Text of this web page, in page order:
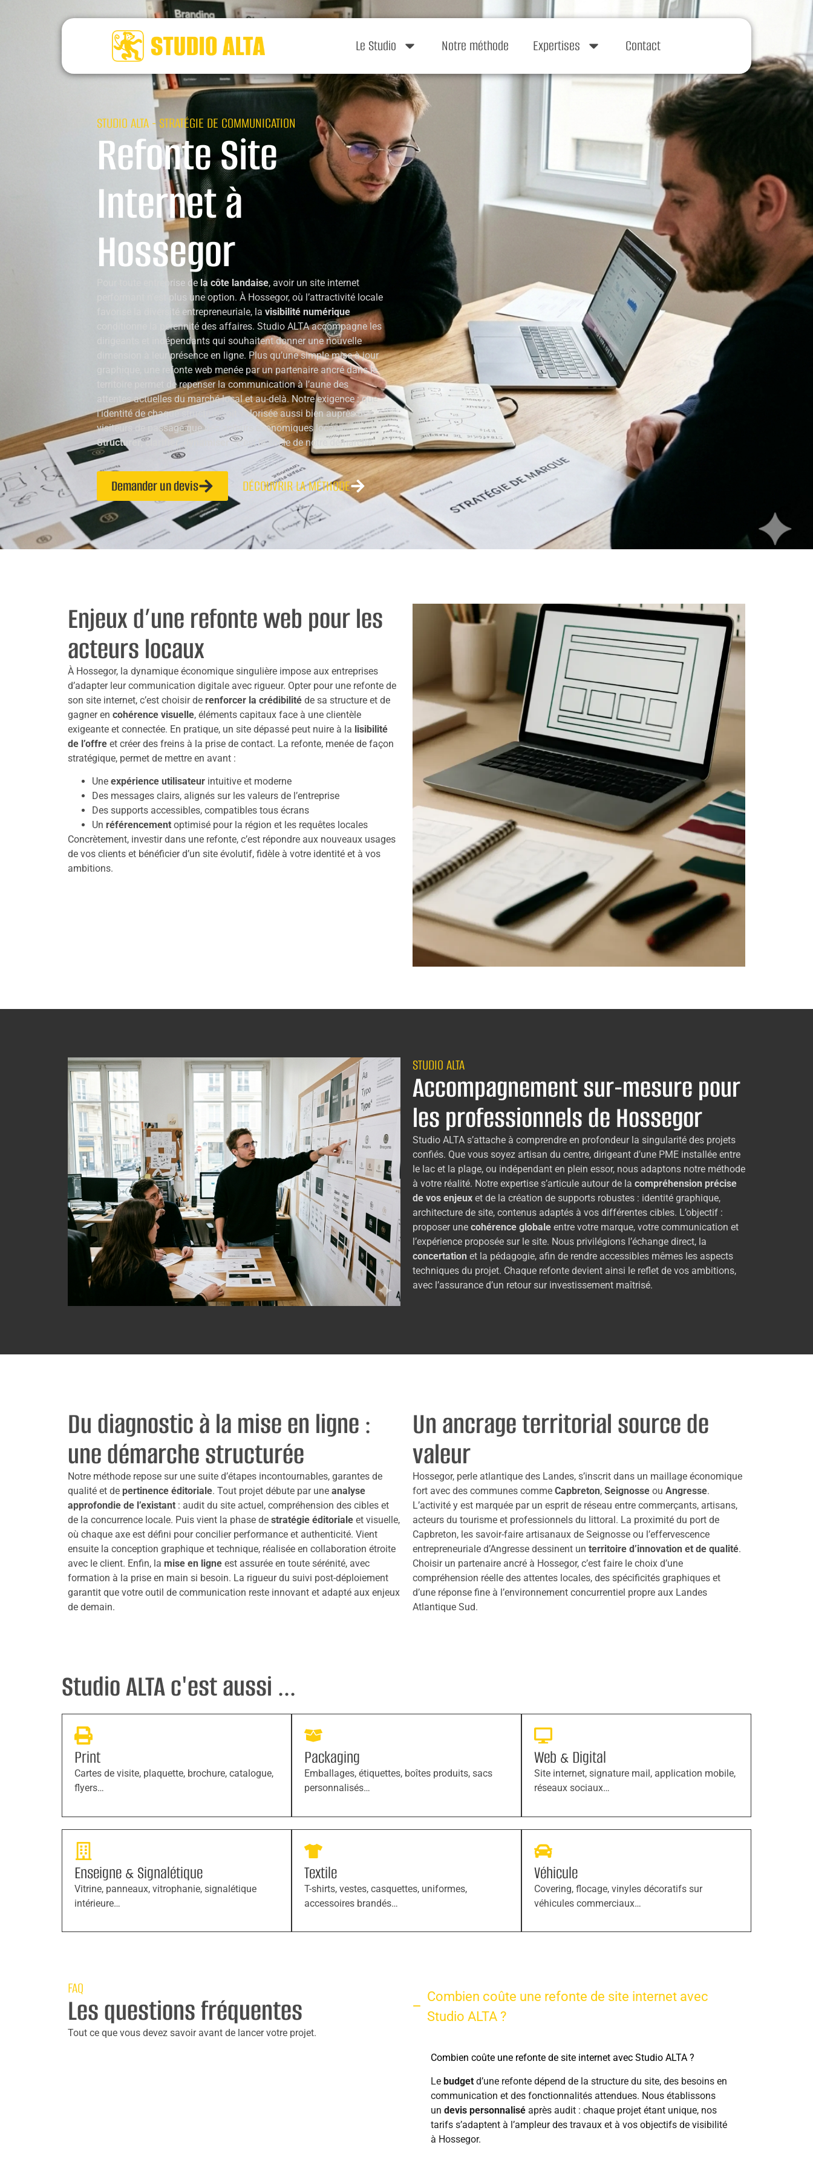
Le Studio Notre méthode Expertises Contact
STUDIO ALTA - STRATÉGIE DE COMMUNICATION
Refonte Site
Internet à
Hossegor
Pour toute entreprise de la côte landaise, avoir un site internet
performant n’est plus une option. À Hossegor, où l’attractivité locale
favorise la diversité entrepreneuriale, la visibilité numérique
conditionne la pérennité des affaires. Studio ALTA accompagne les
dirigeants et indépendants qui souhaitent donner une nouvelle
dimension à leur présence en ligne. Plus qu’une simple mise à jour
graphique, une refonte web menée par un partenaire ancré dans le
territoire permet de repenser la communication à l’aune des
attentes actuelles du marché local et au-delà. Notre exigence : que
l’identité de chaque structure soit valorisée aussi bien auprès des
visiteurs de passage que des acteurs économiques locaux.
Structurer, clarifier, dynamiser : c’est le socle de notre démarche.
Demander un devis DÉCOUVRIR LA MÉTHODE
Enjeux d’une refonte web pour les
acteurs locaux
À Hossegor, la dynamique économique singulière impose aux entreprises
d’adapter leur communication digitale avec rigueur. Opter pour une refonte de
son site internet, c’est choisir de renforcer la crédibilité de sa structure et de
gagner en cohérence visuelle, éléments capitaux face à une clientèle
exigeante et connectée. En pratique, un site dépassé peut nuire à la lisibilité
de l’offre et créer des freins à la prise de contact. La refonte, menée de façon
stratégique, permet de mettre en avant :
Une expérience utilisateur intuitive et moderne
Des messages clairs, alignés sur les valeurs de l’entreprise
Des supports accessibles, compatibles tous écrans
Un référencement optimisé pour la région et les requêtes locales
Concrètement, investir dans une refonte, c’est répondre aux nouveaux usages
de vos clients et bénéficier d’un site évolutif, fidèle à votre identité et à vos
ambitions.
STUDIO ALTA
Accompagnement sur-mesure pour
les professionnels de Hossegor
Studio ALTA s’attache à comprendre en profondeur la singularité des projets
confiés. Que vous soyez artisan du centre, dirigeant d’une PME installée entre
le lac et la plage, ou indépendant en plein essor, nous adaptons notre méthode
à votre réalité. Notre expertise s’articule autour de la compréhension précise
de vos enjeux et de la création de supports robustes : identité graphique,
architecture de site, contenus adaptés à vos différentes cibles. L’objectif :
proposer une cohérence globale entre votre marque, votre communication et
l’expérience proposée sur le site. Nous privilégions l’échange direct, la
concertation et la pédagogie, afin de rendre accessibles mêmes les aspects
techniques du projet. Chaque refonte devient ainsi le reflet de vos ambitions,
avec l’assurance d’un retour sur investissement maîtrisé.
Du diagnostic à la mise en ligne :
une démarche structurée
Notre méthode repose sur une suite d’étapes incontournables, garantes de
qualité et de pertinence éditoriale. Tout projet débute par une analyse
approfondie de l’existant : audit du site actuel, compréhension des cibles et
de la concurrence locale. Puis vient la phase de stratégie éditoriale et visuelle,
où chaque axe est défini pour concilier performance et authenticité. Vient
ensuite la conception graphique et technique, réalisée en collaboration étroite
avec le client. Enfin, la mise en ligne est assurée en toute sérénité, avec
formation à la prise en main si besoin. La rigueur du suivi post-déploiement
garantit que votre outil de communication reste innovant et adapté aux enjeux
de demain.
Un ancrage territorial source de
valeur
Hossegor, perle atlantique des Landes, s’inscrit dans un maillage économique
fort avec des communes comme Capbreton, Seignosse ou Angresse.
L’activité y est marquée par un esprit de réseau entre commerçants, artisans,
acteurs du tourisme et professionnels du littoral. La proximité du port de
Capbreton, les savoir-faire artisanaux de Seignosse ou l’effervescence
entrepreneuriale d’Angresse dessinent un territoire d’innovation et de qualité.
Choisir un partenaire ancré à Hossegor, c’est faire le choix d’une
compréhension réelle des attentes locales, des spécificités graphiques et
d’une réponse fine à l’environnement concurrentiel propre aux Landes
Atlantique Sud.
Studio ALTA c'est aussi ...
Print
Cartes de visite, plaquette, brochure, catalogue,
flyers…
Packaging
Emballages, étiquettes, boîtes produits, sacs
personnalisés…
Web & Digital
Site internet, signature mail, application mobile,
réseaux sociaux…
Enseigne & Signalétique
Vitrine, panneaux, vitrophanie, signalétique
intérieure…
Textile
T-shirts, vestes, casquettes, uniformes,
accessoires brandés…
Véhicule
Covering, flocage, vinyles décoratifs sur
véhicules commerciaux…
FAQ
Les questions fréquentes
Tout ce que vous devez savoir avant de lancer votre projet.
Combien coûte une refonte de site internet avec
Studio ALTA ?
Combien coûte une refonte de site internet avec Studio ALTA ?
Le budget d’une refonte dépend de la structure du site, des besoins en
communication et des fonctionnalités attendues. Nous établissons
un devis personnalisé après audit : chaque projet étant unique, nos
tarifs s’adaptent à l’ampleur des travaux et à vos objectifs de visibilité
à Hossegor.